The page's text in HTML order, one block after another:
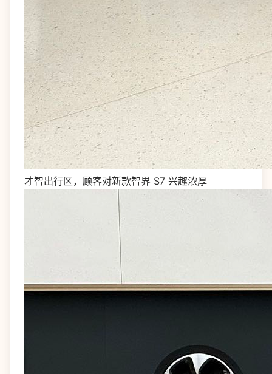
才智出行区，顾客对新款智界 S7 兴趣浓厚